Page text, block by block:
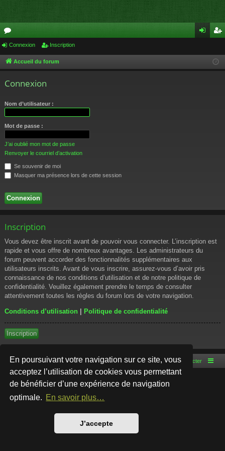
En poursuivant votre navigation sur ce site, vous
acceptez l’utilisation de cookies vous permettant
de bénéficier d’une expérience de navigation
optimale. En savoir plus…
J’accepte
or
u cri
Connexion Inscription
Accueil du forum
Connexion
Nom d’utilisateur :
Mot de passe :
J’ai oublié mon mot de passe
Renvoyer le courriel d’activation
Se souvenir de moi
Masquer ma présence lors de cette session
Inscription
Vous devez être inscrit avant de pouvoir vous connecter. L’inscription est
rapide et vous offre de nombreux avantages. Les administrateurs du
forum peuvent accorder des fonctionnalités supplémentaires aux
utilisateurs inscrits. Avant de vous inscrire, assurez-vous d’avoir pris
connaissance de nos conditions d’utilisation et de notre politique de
confidentialité. Veuillez également prendre le temps de consulter
attentivement toutes les règles du forum lors de votre navigation.
Conditions d’utilisation | Politique de confidentialité
Inscription
Accueil du forum Nous contacter
Développé parphpBB® Forum Software © phpBB Limited
Style par
Traduction française officielle